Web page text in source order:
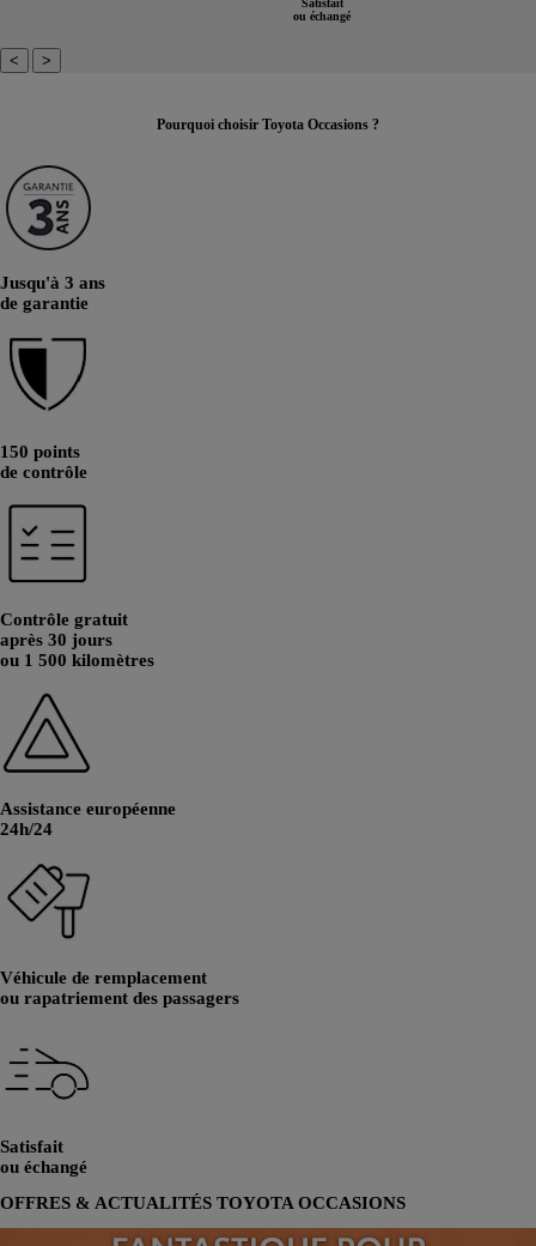
Satisfait
ou échangé
< >
Pourquoi choisir Toyota Occasions ?
Jusqu'à 3 ans
de garantie
150 points
de contrôle
Contrôle gratuit
après 30 jours
ou 1 500 kilomètres
Assistance européenne
24h/24
Véhicule de remplacement
ou rapatriement des passagers
Satisfait
ou échangé
OFFRES & ACTUALITÉS TOYOTA OCCASIONS